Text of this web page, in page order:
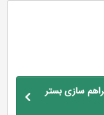
سازی بستر